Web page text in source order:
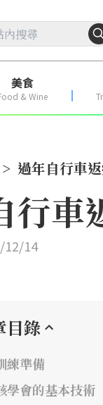
美食
& Wine
> 過年自行車
行車
12/14
目錄
練準備
學會的基本技術